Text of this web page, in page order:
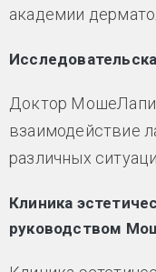
академии
Доктор
взаимодействие
различных
Клиника
руководством